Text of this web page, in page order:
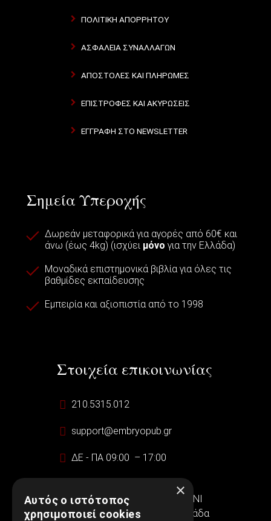
ΠΟΛΙΤΙΚΉ ΑΠΟΡΡΉΤΟΥ
ΑΣΦΆΛΕΙΑ ΣΥΝΑΛΛΑΓΏΝ
ΑΠΟΣΤΟΛΈΣ ΚΑΙ ΠΛΗΡΩΜΈΣ
ΕΠΙΣΤΡΟΦΈΣ ΚΑΙ ΑΚΥΡΏΣΕΙΣ
ΕΓΓΡΑΦΉ ΣΤΟ NEWSLETTER
Σημεία Υπεροχής
Δωρεάν μεταφορικά για αγορές από 60€ και
άνω (έως 4kg) (ισχύει μόνο για την Ελλάδα)
Μοναδικά επιστημονικά βιβλία για όλες τις
βαθμίδες εκπαίδευσης
Εμπειρία και αξιοπιστία από το 1998
Στοιχεία επικοινωνίας
210.5315.012
support@embryopub.gr
ΔΕ - ΠΑ 09:00 – 17:00
Εμπορικό κέντρο SINTRIVANI
122 43 Αιγάλεω Αθήνα, Ελλάδα
×
Αυτός ο ιστότοπος
χρησιμοποιεί cookies